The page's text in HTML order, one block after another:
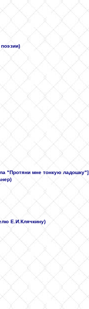
"Протяни мне тонкую ладошку"]
Е.И.Клячкину)